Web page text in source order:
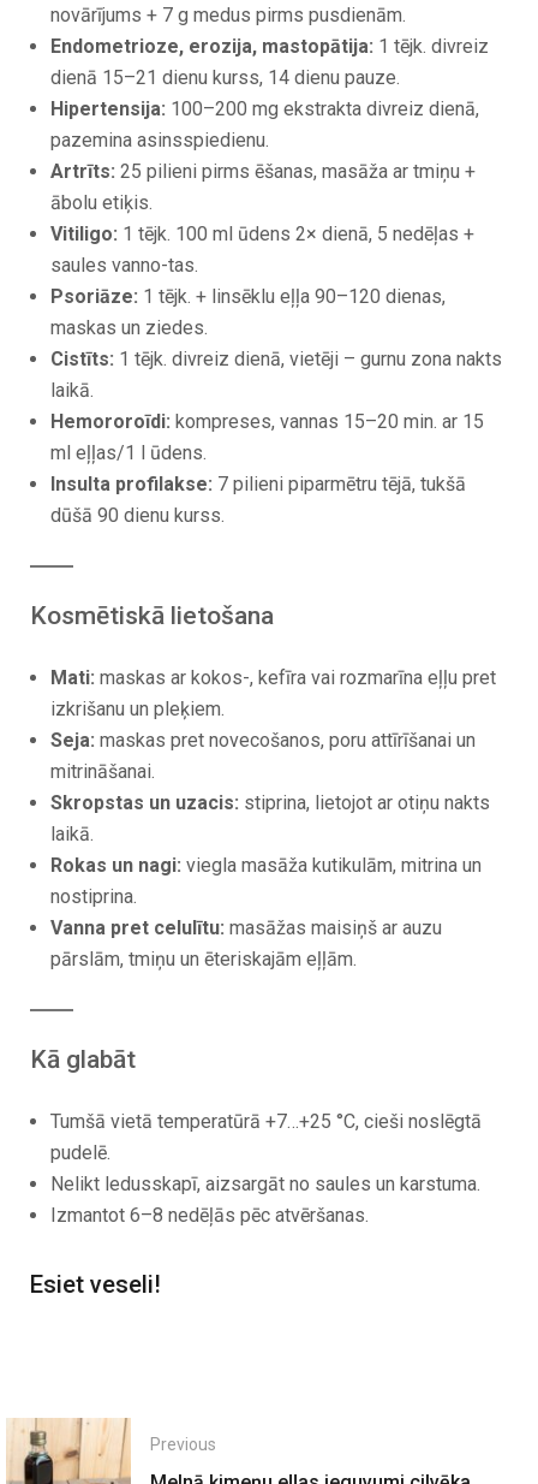
novārījums + 7 g medus pirms pusdienām.
Endometrioze, erozija, mastopātija: 1 tējk. divreiz
dienā 15–21 dienu kurss, 14 dienu pauze.
Hipertensija: 100–200 mg ekstrakta divreiz dienā,
pazemina asinsspiedienu.
Artrīts: 25 pilieni pirms ēšanas, masāža ar tmiņu +
ābolu etiķis.
Vitiligo: 1 tējk. 100 ml ūdens 2× dienā, 5 nedēļas +
saules vanno-tas.
Psoriāze: 1 tējk. + linsēklu eļļa 90–120 dienas,
maskas un ziedes.
Cistīts: 1 tējk. divreiz dienā, vietēji – gurnu zona nakts
laikā.
Hemororoīdi: kompreses, vannas 15–20 min. ar 15
ml eļļas/1 l ūdens.
Insulta profilakse: 7 pilieni piparmētru tējā, tukšā
dūšā 90 dienu kurss.
Kosmētiskā lietošana
Mati: maskas ar kokos-, kefīra vai rozmarīna eļļu pret
izkrišanu un pleķiem.
Seja: maskas pret novecošanos, poru attīrīšanai un
mitrināšanai.
Skropstas un uzacis: stiprina, lietojot ar otiņu nakts
laikā.
Rokas un nagi: viegla masāža kutikulām, mitrina un
nostiprina.
Vanna pret celulītu: masāžas maisiņš ar auzu
pārslām, tmiņu un ēteriskajām eļļām.
Kā glabāt
Tumšā vietā temperatūrā +7…+25 °C, cieši noslēgtā
pudelē.
Nelikt ledusskapī, aizsargāt no saules un karstuma.
Izmantot 6–8 nedēļās pēc atvēršanas.
Esiet veseli!
Previous